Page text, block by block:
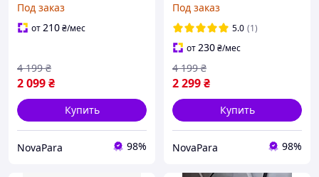
Под заказ
от210₴/мес
2 099₴
4 199 ₴
Купить
NovaPara 98%
Под заказ
5.0 (1)
от230₴/мес
2 299₴
4 199 ₴
Купить
NovaPara 98%